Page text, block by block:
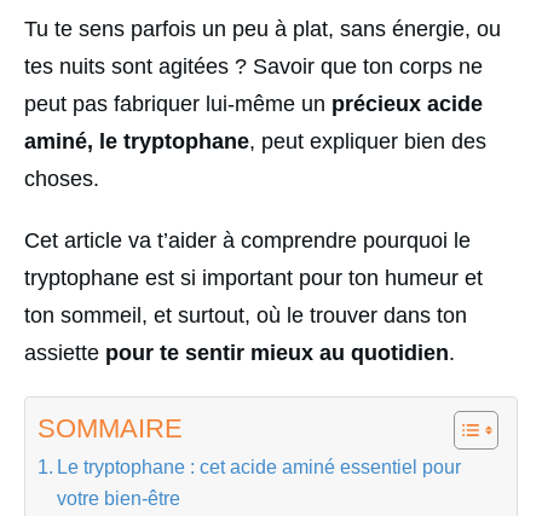
Tu te sens parfois un peu à plat, sans énergie, ou
tes nuits sont agitées ? Savoir que ton corps ne
peut pas fabriquer lui-même un précieux acide
aminé, le tryptophane, peut expliquer bien des
choses.
Cet article va t’aider à comprendre pourquoi le
tryptophane est si important pour ton humeur et
ton sommeil, et surtout, où le trouver dans ton
assiette pour te sentir mieux au quotidien.
SOMMAIRE
Le tryptophane : cet acide aminé essentiel pour
votre bien-être